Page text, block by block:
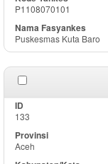
P1108070101
Puskesmas Kuta Baro
133
Aceh